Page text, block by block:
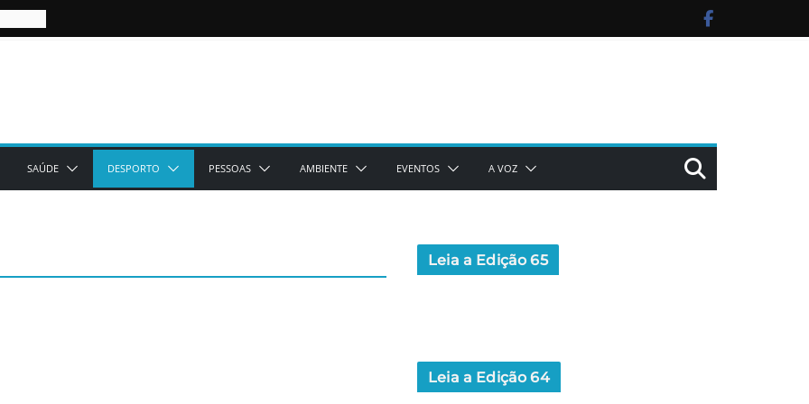
SAÚDE DESPORTO PESSOAS AMBIENTE EVENTOS A VOZ
Leia a Edição 65
Leia a Edição 64